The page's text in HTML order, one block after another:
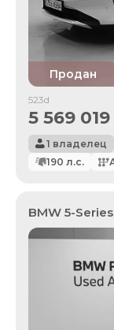
Продан
523d
5 569 019
1 владелец
190 л.с.
BMW 5-Series